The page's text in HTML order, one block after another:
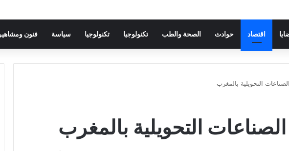
اقتصاد حوادث الصحة والطب تكنولوجيا تكنولوجيا سياسة فنون ومشاهير
التحويلية بالمغرب
الصناعات التحويلية بالمغرب